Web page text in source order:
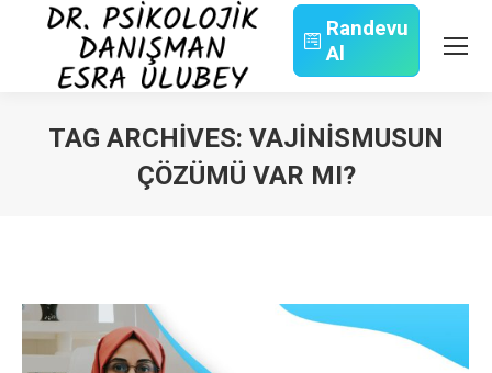
Randevu
Al
TAG ARCHIVES: VAJINISMUSUN
ÇÖZÜMÜ VAR MI?